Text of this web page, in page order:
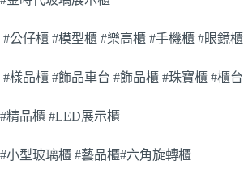
#公仔櫃 #模型櫃 #樂高櫃 #手機櫃 #眼鏡櫃
#樣品櫃 #飾品車台 #飾品櫃 #珠寶櫃 #櫃台
#精品櫃 #LED展示櫃
#小型玻璃櫃 #藝品櫃#六角旋轉櫃